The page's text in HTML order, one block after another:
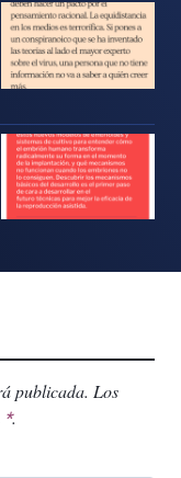
publicada. Los
*.